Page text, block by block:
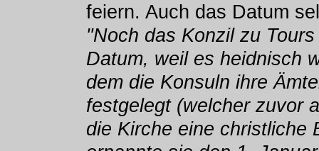
feiern. Auch das Datum
"Noch das Konzil zu
Datum, weil es heidnisch
dem die Konsuln ihre
festgelegt (welcher zuvor
die Kirche eine christliche